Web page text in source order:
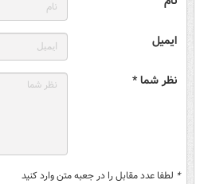
ایمیل
نظر شما *
* لطفا عدد مقابل را در جعبه متن وارد کنید